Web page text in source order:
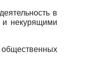
в
и некурящими